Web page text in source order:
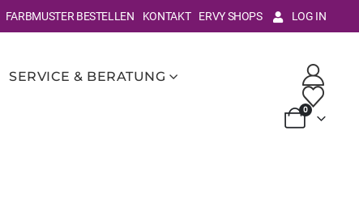
FARBMUSTER BESTELLEN KONTAKT ERVY SHOPS LOG IN
SERVICE & BERATUNG
0